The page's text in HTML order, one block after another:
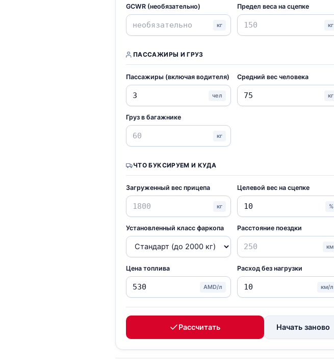
GCWR (необязательно)
кг
Предел веса на сцепке
кг
ПАССАЖИРЫ И ГРУЗ
Пассажиры (включая водителя)
чел
Средний вес человека
кг
Груз в багажнике
кг
ЧТО БУКСИРУЕМ И КУДА
Загруженный вес прицепа
кг
Целевой вес на сцепке
%
Установленный класс фаркопа Расстояние поездки
км
Цена топлива
AMD/л
Расход без нагрузки
км/л
Рассчитать Начать заново